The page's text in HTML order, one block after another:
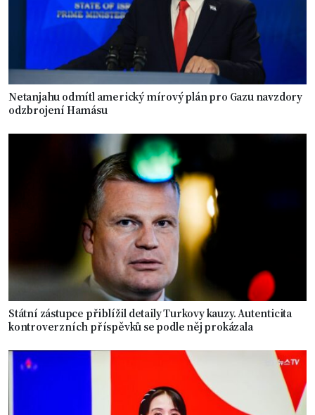
Netanjahu odmítl americký mírový plán pro Gazu navzdory
odzbrojení Hamásu
Státní zástupce přiblížil detaily Turkovy kauzy. Autenticita
kontroverzních příspěvků se podle něj prokázala